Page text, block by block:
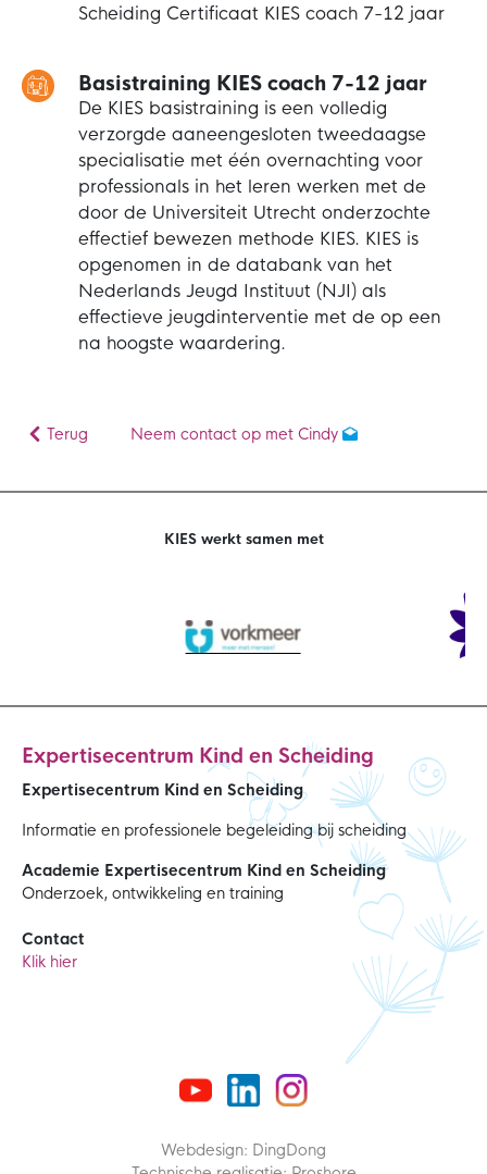
Scheiding Certificaat KIES coach 7-12 jaar
Basistraining KIES coach 7-12 jaar
De KIES basistraining is een volledig
verzorgde aaneengesloten tweedaagse
specialisatie met één overnachting voor
professionals in het leren werken met de
door de Universiteit Utrecht onderzochte
effectief bewezen methode KIES. KIES is
opgenomen in de databank van het
Nederlands Jeugd Instituut (NJI) als
effectieve jeugdinterventie met de op een
na hoogste waardering.
Terug Neem contact op met Cindy
KIES werkt samen met
Expertisecentrum Kind en Scheiding
Expertisecentrum Kind en Scheiding
Informatie en professionele begeleiding bij scheiding
Academie Expertisecentrum Kind en Scheiding
Onderzoek, ontwikkeling en training
Contact
Klik hier
Webdesign: DingDong